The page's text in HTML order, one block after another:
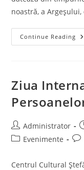
noastră, a
Continue Reading
Ziua
Post
author:
Administrator
PostEvenimente
Centrul Cultural